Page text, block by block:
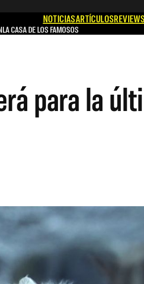
NOTICIASARTÍCULOSREVIEWS
LA CASA DE LOS FAMOSOS
para la